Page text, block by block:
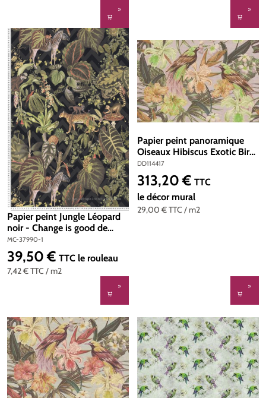
Papier peint Jungle Léopard
noir - Change is good de
Michalsky | Réf. MC-37990-1
MC-37990-1
7,42 €TTC / m2
Prix régulier :
39,50 € TTC le rouleau
Papier peint panoramique
Oiseaux Hibiscus Exotic Birds
2 - Référence DD114417 -
Intissé 200g/m2 - Standard
400 x 270
DD114417
29,00 €TTC / m2
Prix régulier :
313,20 € TTC
le décor mural